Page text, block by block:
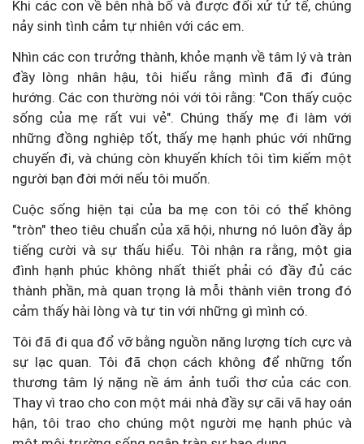
Khi các con về bên nhà bố và được đối xử tử tế, chúng
nảy sinh tình cảm tự nhiên với các em.
Nhìn các con trưởng thành, khỏe mạnh về tâm lý và tràn
đầy lòng nhân hậu, tôi hiểu rằng mình đã đi đúng
hướng. Các con thường nói với tôi rằng: "Con thấy cuộc
sống của mẹ rất vui vẻ". Chúng thấy mẹ đi làm với
những đồng nghiệp tốt, thấy mẹ hạnh phúc với những
chuyến đi, và chúng còn khuyến khích tôi tìm kiếm một
người bạn đời mới nếu tôi muốn.
Cuộc sống hiện tại của ba mẹ con tôi có thể không
"tròn" theo tiêu chuẩn của xã hội, nhưng nó luôn đầy ắp
tiếng cười và sự thấu hiểu. Tôi nhận ra rằng, một gia
đình hạnh phúc không nhất thiết phải có đầy đủ các
thành phần, mà quan trọng là mỗi thành viên trong đó
cảm thấy hài lòng và tự tin với những gì mình có.
Tôi đã đi qua đổ vỡ bằng nguồn năng lượng tích cực và
sự lạc quan. Tôi đã chọn cách không để những tổn
thương tâm lý nặng nề ám ảnh tuổi thơ của các con.
Thay vì trao cho con một mái nhà đầy sự cãi vã hay oán
hận, tôi trao cho chúng một người mẹ hạnh phúc và